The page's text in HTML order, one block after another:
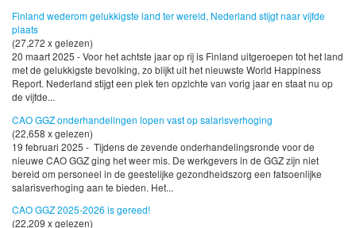
Finland wederom gelukkigste land ter wereld, Nederland stijgt naar vijfde
plaats
(27,272 x gelezen)
20 maart 2025 - Voor het achtste jaar op rij is Finland uitgeroepen tot het land
met de gelukkigste bevolking, zo blijkt uit het nieuwste World Happiness
Report. Nederland stijgt een plek ten opzichte van vorig jaar en staat nu op
de vijfde...
CAO GGZ onderhandelingen lopen vast op salarisverhoging
(22,658 x gelezen)
19 februari 2025 - Tijdens de zevende onderhandelingsronde voor de
nieuwe CAO GGZ ging het weer mis. De werkgevers in de GGZ zijn niet
bereid om personeel in de geestelijke gezondheidszorg een fatsoenlijke
salarisverhoging aan te bieden. Het...
CAO GGZ 2025-2026 is gereed!
(22,209 x gelezen)